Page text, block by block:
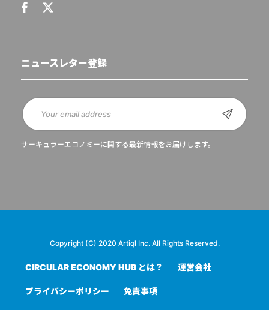
ニュースレター登録
サーキュラーエコノミーに関する最新情報をお届けします。
Copyright (C) 2020 Artiql Inc. All Rights Reserved.
CIRCULAR ECONOMY HUB とは？ 運営会社
プライバシーポリシー 免責事項